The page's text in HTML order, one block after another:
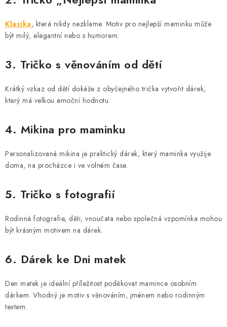
Klasika, která nikdy nezklame. Motiv pro nejlepší maminku může
být milý, elegantní nebo s humorem.
3. Tričko s věnováním od dětí
Krátký vzkaz od dětí dokáže z obyčejného trička vytvořit dárek,
který má velkou emoční hodnotu.
4. Mikina pro maminku
Personalizovaná mikina je praktický dárek, který maminka využije
doma, na procházce i ve volném čase.
5. Tričko s fotografií
Rodinná fotografie, děti, vnoučata nebo společná vzpomínka mohou
být krásným motivem na dárek.
6. Dárek ke Dni matek
Den matek je ideální příležitost poděkovat mamince osobním
dárkem. Vhodný je motiv s věnováním, jménem nebo rodinným
textem.